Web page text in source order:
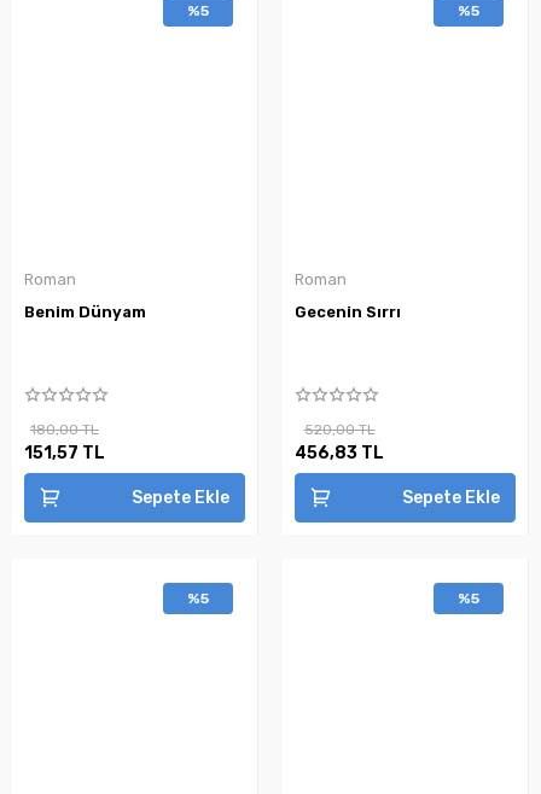
%5
Roman
Benim Dünyam
180,00 TL
151,57 TL
Sepete Ekle
%5
Roman
Gecenin Sırrı
520,00 TL
456,83 TL
Sepete Ekle
%5 %5